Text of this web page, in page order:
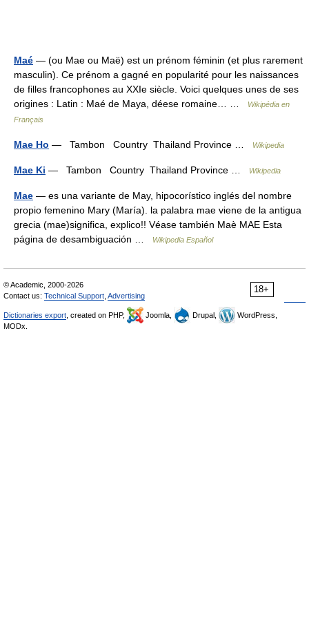
Maé — (ou Mae ou Maë) est un prénom féminin (et plus rarement
masculin). Ce prénom a gagné en popularité pour les naissances
de filles francophones au XXIe siècle. Voici quelques unes de ses
origines : Latin : Maé de Maya, déese romaine… …
Wikipédia en
Français
Mae Ho — Tambon Country Thailand Province … Wikipedia
Mae Ki — Tambon Country Thailand Province … Wikipedia
Mae — es una variante de May, hipocorístico inglés del nombre
propio femenino Mary (María). la palabra mae viene de la antigua
grecia (mae)significa, explico!! Véase también Maè MAE Esta
página de desambiguación …
Wikipedia Español
18+
© Academic, 2000-2026
Contact us: Technical Support Advertising
Dictionaries export , created on PHP, Joomla, Drupal,
WordPress,
MODx.